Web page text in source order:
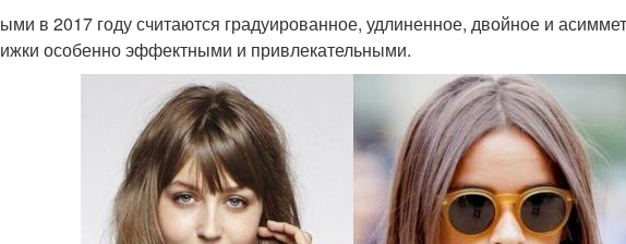
в 2017 году считаются градуированное, удлиненное, двойное и
особенно эффектными и привлекательными.